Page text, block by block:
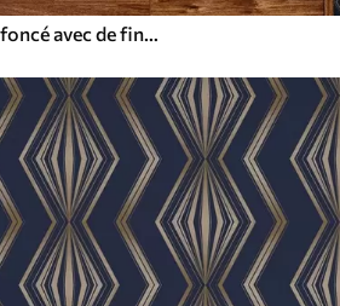
Grille en losanges bleu foncé avec de fines lignes claires